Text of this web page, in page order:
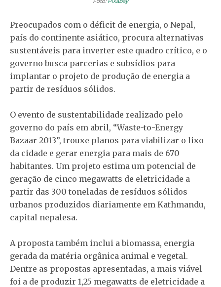
Preocupados com o déficit de energia, o Nepal,
país do continente asiático, procura alternativas
sustentáveis para inverter este quadro crítico, e o
governo busca parcerias e subsídios para
implantar o projeto de produção de energia a
partir de resíduos sólidos.
O evento de sustentabilidade realizado pelo
governo do país em abril, “Waste-to-Energy
Bazaar 2013”, trouxe planos para viabilizar o lixo
da cidade e gerar energia para mais de 670
habitantes. Um projeto estima um potencial de
geração de cinco megawatts de eletricidade a
partir das 300 toneladas de resíduos sólidos
urbanos produzidos diariamente em Kathmandu,
capital nepalesa.
A proposta também inclui a biomassa, energia
gerada da matéria orgânica animal e vegetal.
Dentre as propostas apresentadas, a mais viável
foi a de produzir 1,25 megawatts de eletricidade a